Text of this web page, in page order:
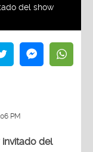
del show
PM
invitado del